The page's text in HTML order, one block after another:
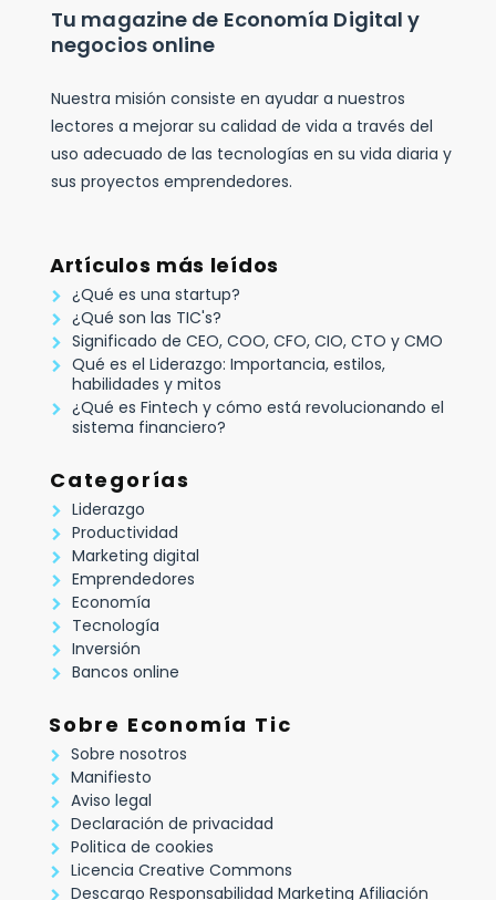
Tu magazine de Economía Digital y
negocios online
Nuestra misión consiste en ayudar a nuestros
lectores a mejorar su calidad de vida a través del
uso adecuado de las tecnologías en su vida diaria y
sus proyectos emprendedores.
Artículos más leídos
¿Qué es una startup?
¿Qué son las TIC's?
Significado de CEO, COO, CFO, CIO, CTO y CMO
Qué es el Liderazgo: Importancia, estilos,
habilidades y mitos
¿Qué es Fintech y cómo está revolucionando el
sistema financiero?
Categorías
Liderazgo
Productividad
Marketing digital
Emprendedores
Economía
Tecnología
Inversión
Bancos online
Sobre Economía Tic
Sobre nosotros
Manifiesto
Aviso legal
Declaración de privacidad
Politica de cookies
Licencia Creative Commons
Descargo Responsabilidad Marketing Afiliación